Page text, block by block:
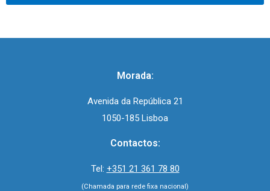
Morada:
Avenida da República 21
1050-185 Lisboa
Contactos:
Tel: +351 21 361 78 80
(Chamada para rede fixa nacional)